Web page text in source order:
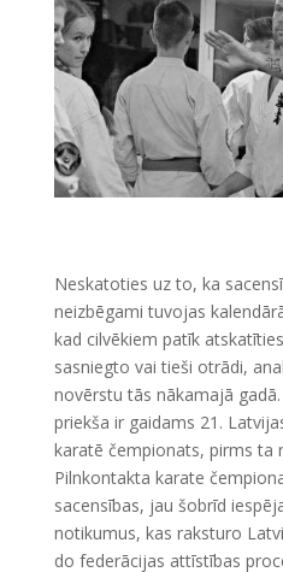
Neskatoties uz to, ka
neizbēgami tuvojas
kad cilvēkiem patīk
sasniegto vai tieši otrādi,
novērstu tās nākamajā
priekša ir gaidams 21.
karatē čempionats, pirms ta
Pilnkontakta karate
sacensības, jau šobrīd
notikumus, kas raksturo
do federācijas attīstības